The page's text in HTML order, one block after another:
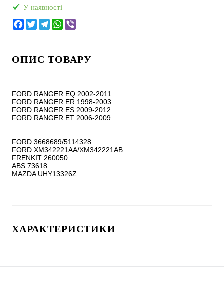
У наявності
ОПИС ТОВАРУ
FORD RANGER EQ 2002-2011
FORD RANGER ER 1998-2003
FORD RANGER ES 2009-2012
FORD RANGER ET 2006-2009
FORD 3668689/5114328
FORD XM342221AA/XM342221AB
FRENKIT 260050
ABS 73618
ХАРАКТЕРИСТИКИ